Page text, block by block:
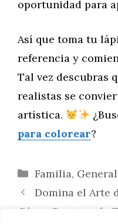
oportunidad para
Así que toma tu
referencia y
Tal vez descubras
realistas se
artística.
para colorear?
Categorías
Familia, General
Domina el Arte
Cómo Capturar la